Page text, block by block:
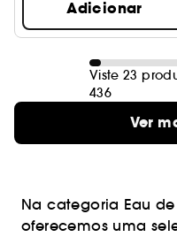
Adicionar
Viste 23
436
Ver
Na categoria Eau
oferecemos uma